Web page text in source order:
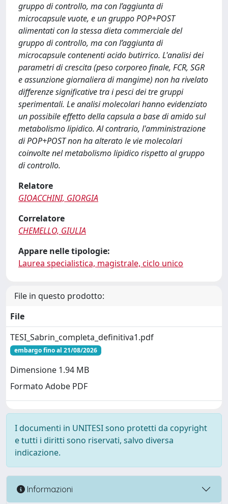
gruppo di controllo, ma con l’aggiunta di
microcapsule vuote, e un gruppo POP+POST
alimentati con la stessa dieta commerciale del
gruppo di controllo, ma con l’aggiunta di
microcapsule contenenti acido butirrico. L'analisi dei
parametri di crescita (peso corporeo finale, FCR, SGR
e assunzione giornaliera di mangime) non ha rivelato
differenze significative tra i pesci dei tre gruppi
sperimentali. Le analisi molecolari hanno evidenziato
un possibile effetto della capsula a base di amido sul
metabolismo lipidico. Al contrario, l'amministrazione
di POP+POST non ha alterato le vie molecolari
coinvolte nel metabolismo lipidico rispetto al gruppo
di controllo.
Relatore
GIOACCHINI, GIORGIA
Correlatore
CHEMELLO, GIULIA
Appare nelle tipologie:
Laurea specialistica, magistrale, ciclo unico
File in questo prodotto:
File
TESI_Sabrin_completa_definitiva1.pdf
embargo fino al 21/08/2026
Dimensione 1.94 MB
Formato Adobe PDF
I documenti in UNITESI sono protetti da copyright
e tutti i diritti sono riservati, salvo diversa
indicazione.
Informazioni